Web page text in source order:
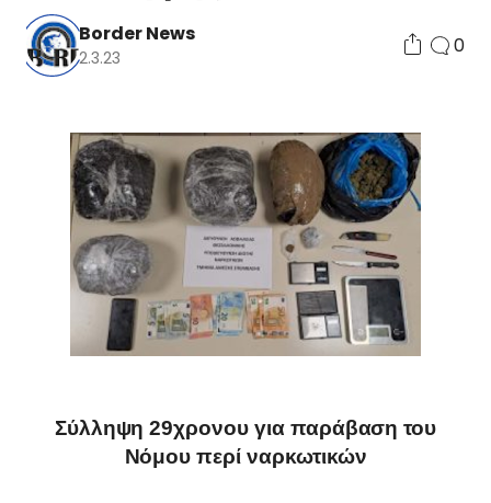
Border News
2.3.23
0
Σύλληψη 29χρονου για παράβαση του
Νόμου περί ναρκωτικών